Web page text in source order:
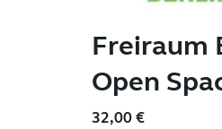
Freiraum
Open
32,00€